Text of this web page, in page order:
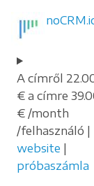
A címről
€ a címre
€ /month
/felhasználó |
website |
próbaszámla